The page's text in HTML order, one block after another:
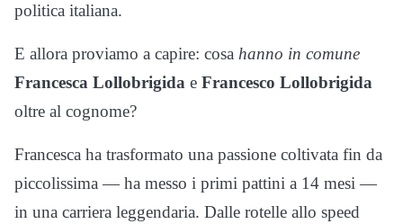
politica italiana.
E allora proviamo a capire: cosa hanno in comune
Francesca Lollobrigida e Francesco Lollobrigida
oltre al cognome?
Francesca ha trasformato una passione coltivata fin da
piccolissima — ha messo i primi pattini a 14 mesi —
in una carriera leggendaria. Dalle rotelle allo speed